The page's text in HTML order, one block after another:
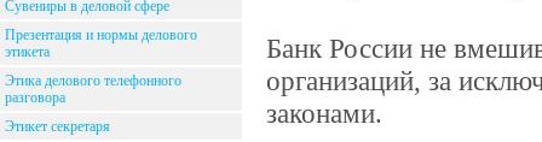
Сувениры в деловой сфере
Презентация и нормы делового
этикета
Этика делового телефонного
разговора
Этикет секретаря
Банк России не
организаций, за
законами.